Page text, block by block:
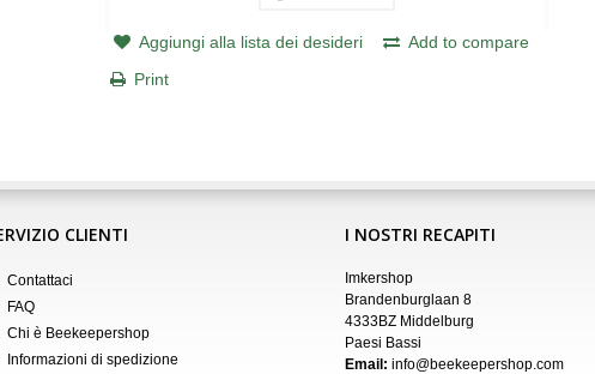
Aggiungi alla lista dei desideri
Add to compare
Print
CLIENTI
Contattaci
FAQ
Chi è Beekeepershop
Informazioni di spedizione
I NOSTRI RECAPITI
Imkershop
Brandenburglaan 8
4333BZ Middelburg
Paesi Bassi
Email: info@beekeepershop.com